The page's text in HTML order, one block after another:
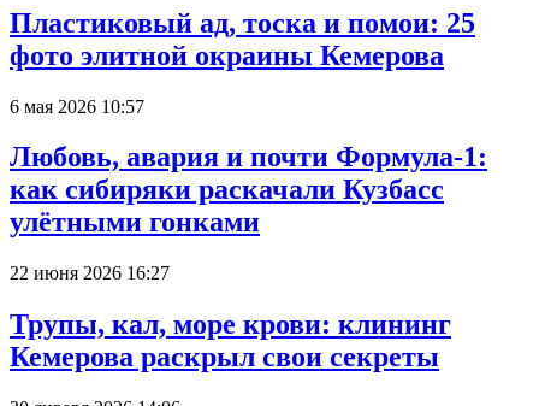
Пластиковый ад, тоска и помои: 25
фото элитной окраины Кемерова
6 мая 2026 10:57
Любовь, авария и почти Формула-1:
как сибиряки раскачали Кузбасс
улётными гонками
22 июня 2026 16:27
Трупы, кал, море крови: клининг
Кемерова раскрыл свои секреты